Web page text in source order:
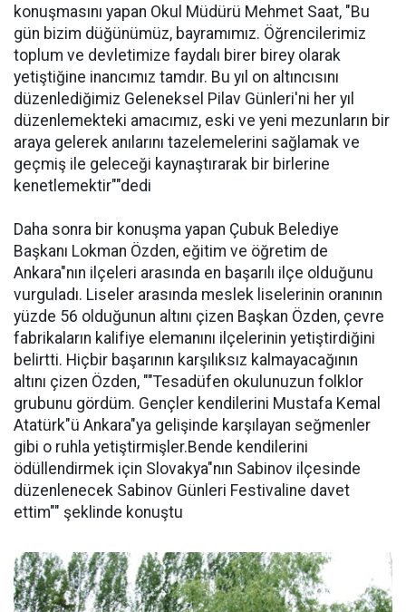
konuşmasını yapan Okul Müdürü Mehmet Saat, "Bu
gün bizim düğünümüz, bayramımız. Öğrencilerimiz
toplum ve devletimize faydalı birer birey olarak
yetiştiğine inancımız tamdır. Bu yıl on altıncısını
düzenlediğimiz Geleneksel Pilav Günleri'ni her yıl
düzenlemekteki amacımız, eski ve yeni mezunların bir
araya gelerek anılarını tazelemelerini sağlamak ve
geçmiş ile geleceği kaynaştırarak bir birlerine
kenetlemektir""dedi
Daha sonra bir konuşma yapan Çubuk Belediye
Başkanı Lokman Özden, eğitim ve öğretim de
Ankara"nın ilçeleri arasında en başarılı ilçe olduğunu
vurguladı. Liseler arasında meslek liselerinin oranının
yüzde 56 olduğunun altını çizen Başkan Özden, çevre
fabrikaların kalifiye elemanını ilçelerinin yetiştirdiğini
belirtti. Hiçbir başarının karşılıksız kalmayacağının
altını çizen Özden, ""Tesadüfen okulunuzun folklor
grubunu gördüm. Gençler kendilerini Mustafa Kemal
Atatürk"ü Ankara"ya gelişinde karşılayan seğmenler
gibi o ruhla yetiştirmişler.Bende kendilerini
ödüllendirmek için Slovakya"nın Sabinov ilçesinde
düzenlenecek Sabinov Günleri Festivaline davet
ettim"" şeklinde konuştu